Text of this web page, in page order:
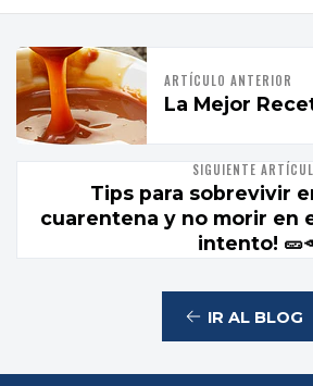
ARTÍCULO ANTERIOR
La Mejor
SIGUIENTE
Tips para sobrevivir
cuarentena y no morir en
intento!
IR AL BLOG